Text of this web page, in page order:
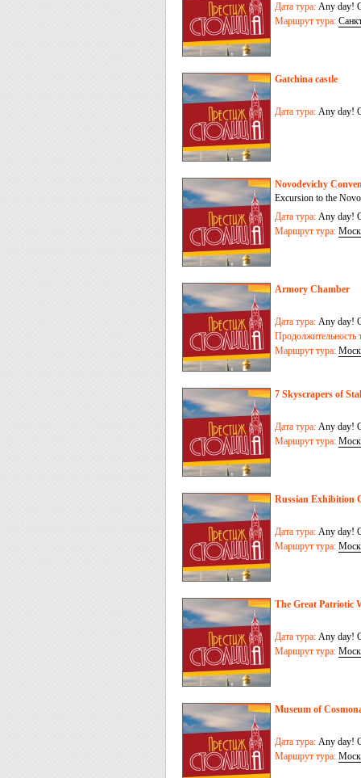
Дата тура: Any day!
Маршрут тура:
Gatchina castle
Дата тура: Any day!
Novodevichy
Excursion to the
Дата тура: Any day!
Маршрут тура:
Armory Chamber
Дата тура: Any day!
Продолжительность
Маршрут тура:
7 Skyscrapers of
Дата тура: Any day!
Маршрут тура:
Russian Exhibition
Дата тура: Any day!
Маршрут тура:
The Great Patriotic
Дата тура: Any day!
Маршрут тура:
Museum of
Дата тура: Any day!
Маршрут тура: